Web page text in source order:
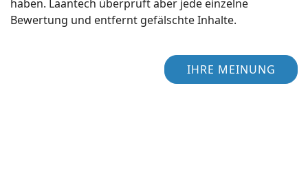
haben. Laantech überprüft aber jede einzelne
Bewertung und entfernt gefälschte Inhalte.
IHRE MEINUNG